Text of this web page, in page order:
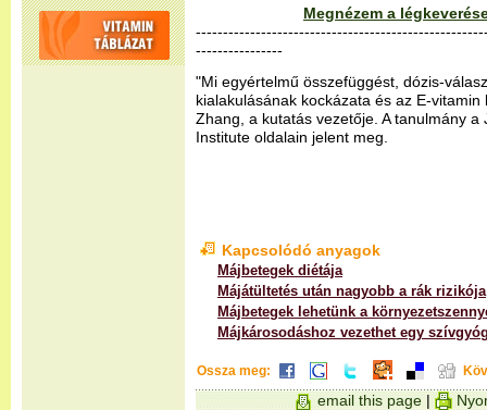
Megnézem a
----------------
"Mi egyértelmű összefüggést, dózis-
kialakulásának kockázata és az E-
Zhang, a kutatás vezetője. A tanulmány
Institute oldalain jelent meg.
Kapcsolódó anyagok
Májbetegek diétája
Májátültetés után nagyobb a rák rizikója
Májbetegek lehetünk a
Májkárosodáshoz vezethet egy
Ossza meg:
email this page|